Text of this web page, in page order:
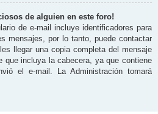
de alguien en este foro!
de e-mail incluye identificadores para
mensajes, por lo tanto, puede contactar
llegar una copia completa del mensaje
que incluya la cabecera, ya que contiene
el e-mail. La Administración tomará